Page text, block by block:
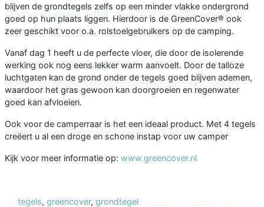
blijven de grondtegels zelfs op een minder vlakke ondergrond
goed op hun plaats liggen. Hierdoor is de GreenCover® ook
zeer geschikt voor o.a. rolstoelgebruikers op de camping.
Vanaf dag 1 heeft u de perfecte vloer, die door de isolerende
werking ook nog eens lekker warm aanvoelt. Door de talloze
luchtgaten kan de grond onder de tegels goed blijven ademen,
waardoor het gras gewoon kan doorgroeien en regenwater
goed kan afvloeien.
Ook voor de camperraar is het een ideaal product. Met 4 tegels
creëert u al een droge en schone instap voor uw camper
Kijk voor meer informatie op: www.greencover.nl
tegels, greencover, grondtegel